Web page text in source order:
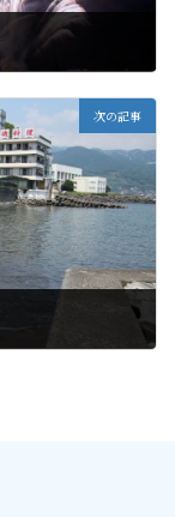
次の記事